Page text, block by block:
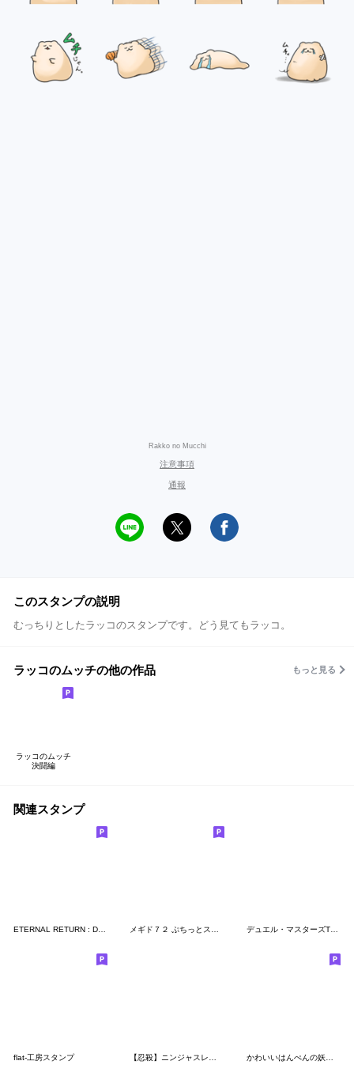
Rakko no Mucchi
注意事項
通報
このスタンプの説明
むっちりとしたラッコのスタンプです。どう見てもラッコ。
ラッコのムッチの他の作品 もっと見る
ラッコのムッチ
決闘編
関連スタンプ
ETERNAL RETURN : Daily life on Lumia 01 メギド７２ ぷちっとスタンプvol.1 デュエル・マスターズTCG 第2弾
flat-工房スタンプ かわいいはんぺんの妖精さん